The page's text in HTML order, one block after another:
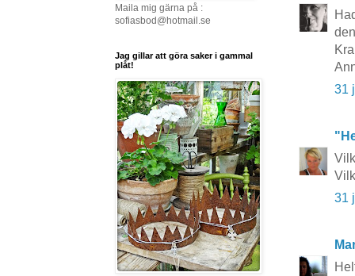
31
31
Maila mig gärna på :
sofiasbod@hotmail.se
Jag gillar att göra saker i gammal
plåt!